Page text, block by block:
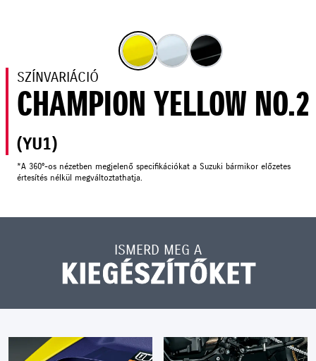
SZÍNVARIÁCIÓ
CHAMPION YELLOW NO.2
(YU1)
*A 360°-os nézetben megjelenő specifikációkat a Suzuki bármikor előzetes
értesítés nélkül megváltoztathatja.
ISMERD MEG A
KIEGÉSZÍTŐKET